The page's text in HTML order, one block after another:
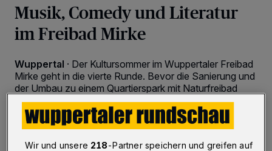
Musik, Comedy und Literatur
im Freibad Mirke
Wuppertal · Der Kultursommer im Wuppertaler Freibad
Mirke geht in die vierte Runde. Bevor die Sanierung und
der Umbau zu einem Quartierspark mit Naturfreibad
starten, verwandelt der Verein „Pro Mirke“ das idyllische
Gelände erneut in eine Spielstätte für Comedy, Literatur
und Musik.
Wir und unsere 218-Partner speichern und greifen auf